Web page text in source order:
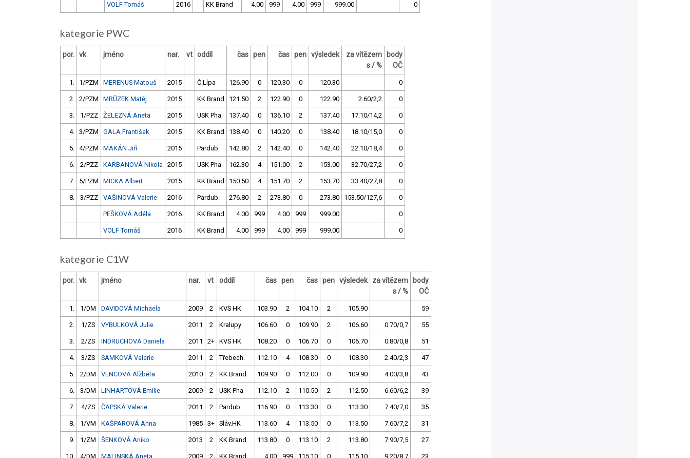
VOLF Tomáš 2016 KK Brand 4.00 999 4.00 999 999.00 0
kategorie PWC
por. vk jméno nar. vt oddíl čas pen čas pen výsledek
za vítězem
s / %
body
OČ
1. 1/PZM MERENUS Matouš 2015 Č.Lípa 126.90 0 120.30 0 120.30 0
2. 2/PZM MRŮZEK Matěj 2015 KK Brand 121.50 2 122.90 0 122.90 2.60/2,2 0
3. 1/PZZ ŽELEZNÁ Aneta 2015 USK Pha 137.40 0 136.10 2 137.40 17.10/14,2 0
4. 3/PZM GALA František 2015 KK Brand 138.40 0 140.20 0 138.40 18.10/15,0 0
5. 4/PZM MAKÁN Jiří 2015 Pardub. 142.80 2 142.40 0 142.40 22.10/18,4 0
6. 2/PZZ KARBANOVÁ Nikola 2015 USK Pha 162.30 4 151.00 2 153.00 32.70/27,2 0
7. 5/PZM MICKA Albert 2015 KK Brand 150.50 4 151.70 2 153.70 33.40/27,8 0
8. 3/PZZ VAŠINOVÁ Valerie 2016 Pardub. 276.80 2 273.80 0 273.80 153.50/127,6 0
PEŠKOVÁ Adéla 2016 KK Brand 4.00 999 4.00 999 999.00 0
VOLF Tomáš 2016 KK Brand 4.00 999 4.00 999 999.00 0
kategorie C1W
por. vk jméno nar. vt oddíl čas pen čas pen výsledek
za vítězem
s / %
body
OČ
1. 1/DM DAVIDOVÁ Michaela 2009 2 KVS HK 103.90 2 104.10 2 105.90 59
2. 1/ZS VYBULKOVÁ Julie 2011 2 Kralupy 106.60 0 109.90 2 106.60 0.70/0,7 55
3. 2/ZS INDRUCHOVÁ Daniela 2011 2+ KVS HK 108.20 0 106.70 0 106.70 0.80/0,8 51
4. 3/ZS SAMKOVÁ Valerie 2011 2 Třebech. 112.10 4 108.30 0 108.30 2.40/2,3 47
5. 2/DM VENCOVÁ Alžběta 2010 2 KK Brand 109.90 0 112.00 0 109.90 4.00/3,8 43
6. 3/DM LINHARTOVÁ Emílie 2009 2 USK Pha 112.10 2 110.50 2 112.50 6.60/6,2 39
7. 4/ZS ČAPSKÁ Valerie 2011 2 Pardub. 116.90 0 113.30 0 113.30 7.40/7,0 35
8. 1/VM KAŠPAROVÁ Anna 1985 3+ Sláv.HK 113.60 4 113.50 0 113.50 7.60/7,2 31
9. 1/ZM ŠENKOVÁ Aniko 2013 2 KK Brand 113.80 0 113.10 2 113.80 7.90/7,5 27
10. 4/DM MALINSKÁ Aneta 2009 2 KK Brand 4.00 999 115.10 0 115.10 9.20/8,7 23